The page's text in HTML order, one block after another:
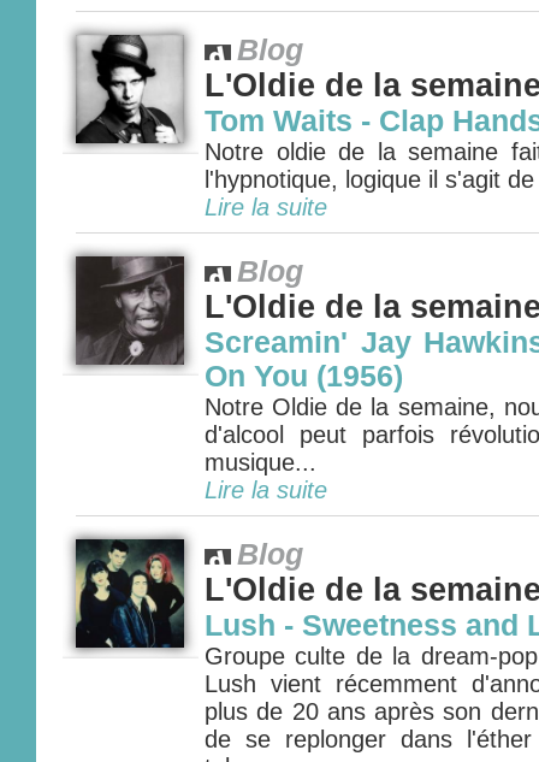
Blog
L'Oldie de la
Tom Waits - Clap
Notre oldie de la semaine
l'hypnotique, logique il s'agit
Lire la suite
Blog
L'Oldie de la
Screamin' Jay
On You (1956)
Notre Oldie de la semaine,
d'alcool peut parfois
musique...
Lire la suite
Blog
L'Oldie de la
Lush - Sweetness and
Groupe culte de la dream-
Lush vient récemment
plus de 20 ans après son
de se replonger dans